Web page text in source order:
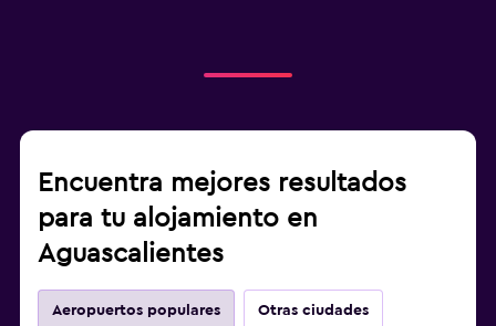
Encuentra mejores resultados
para tu alojamiento en
Aguascalientes
Aeropuertos populares Otras ciudades